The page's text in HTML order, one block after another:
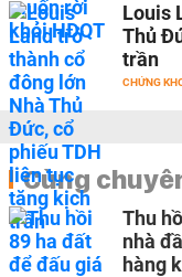
Louis
Thủ
trần
CHỨNG
Cùng
Thu
nhà
hàng